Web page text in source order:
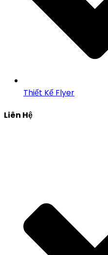
Thiết Kế Flyer
Liên Hệ